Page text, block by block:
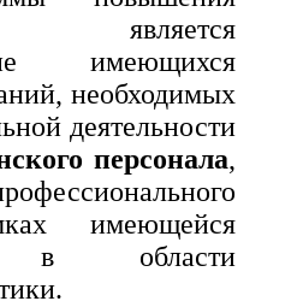
горное
дело и
является
имеющихся
необходимых
деятельности
персонала,
имеющейся
в области